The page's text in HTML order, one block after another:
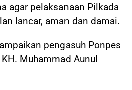
agar pelaksanaan Pilkada
lancar, aman dan damai.
pengasuh Ponpes
Muhammad Aunul